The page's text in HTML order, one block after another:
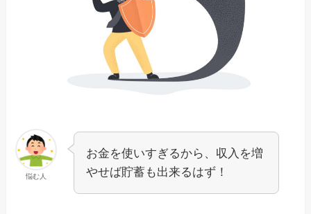
悩む人
お金を使いすぎるから、収入を増
やせば貯蓄も出来るはず！